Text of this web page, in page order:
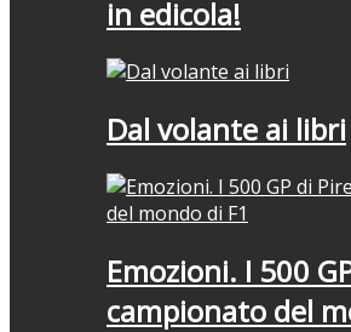
in edicola!
Dal volante ai libri
Emozioni. I 500
campionato del